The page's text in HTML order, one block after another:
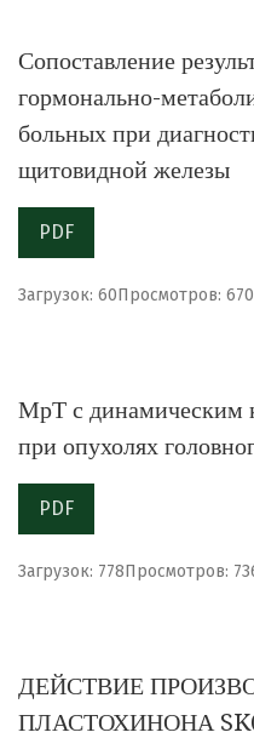
Сопоставление
гормонально-
больных при
щитовидной железы
PDF
Загрузок: 60Просмотров: 670
МрТ с динамическим
при опухолях
PDF
Загрузок: 778Просмотров:
ДЕЙСТВИЕ
ПЛАСТОХИНОНА